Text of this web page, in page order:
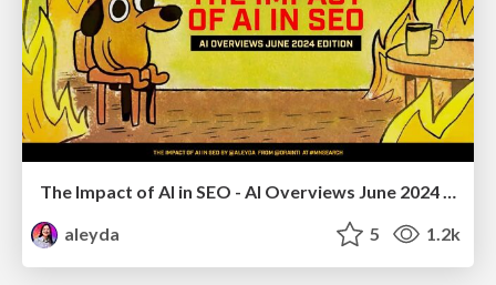
The Impact of AI in SEO - AI Overviews June 2024 Edition
aleyda
5 1.2k